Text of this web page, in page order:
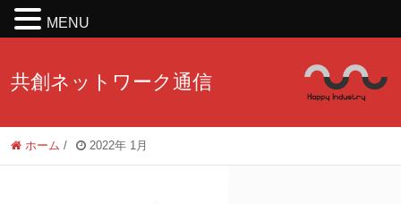
共創ネットワーク通信
ホーム / 2022年 1月
MENU